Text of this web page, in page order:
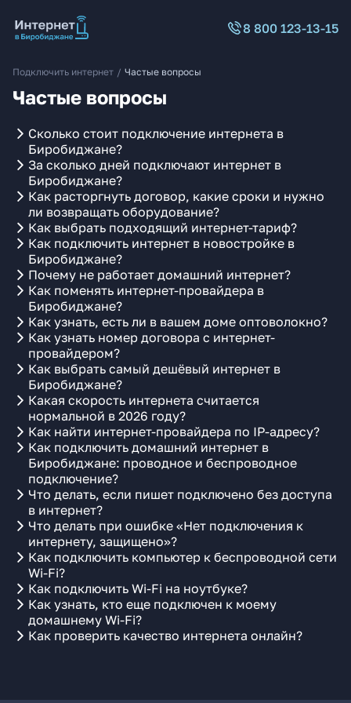
8 800 123-13-15
Подключить интернет / Частые вопросы
Частые вопросы
Сколько стоит подключение интернета в
Биробиджане?
За сколько дней подключают интернет в
Биробиджане?
Как расторгнуть договор, какие сроки и нужно
ли возвращать оборудование?
Как выбрать подходящий интернет-тариф?
Как подключить интернет в новостройке в
Биробиджане?
Почему не работает домашний интернет?
Как поменять интернет-провайдера в
Биробиджане?
Как узнать, есть ли в вашем доме оптоволокно?
Как узнать номер договора с интернет-
провайдером?
Как выбрать самый дешёвый интернет в
Биробиджане?
Какая скорость интернета считается
нормальной в 2026 году?
Как найти интернет-провайдера по IP-адресу?
Как подключить домашний интернет в
Биробиджане: проводное и беспроводное
подключение?
Что делать, если пишет подключено без доступа
в интернет?
Что делать при ошибке «Нет подключения к
интернету, защищено»?
Как подключить компьютер к беспроводной сети
Wi-Fi?
Как подключить Wi-Fi на ноутбуке?
Как узнать, кто еще подключен к моему
домашнему Wi-Fi?
Как проверить качество интернета онлайн?